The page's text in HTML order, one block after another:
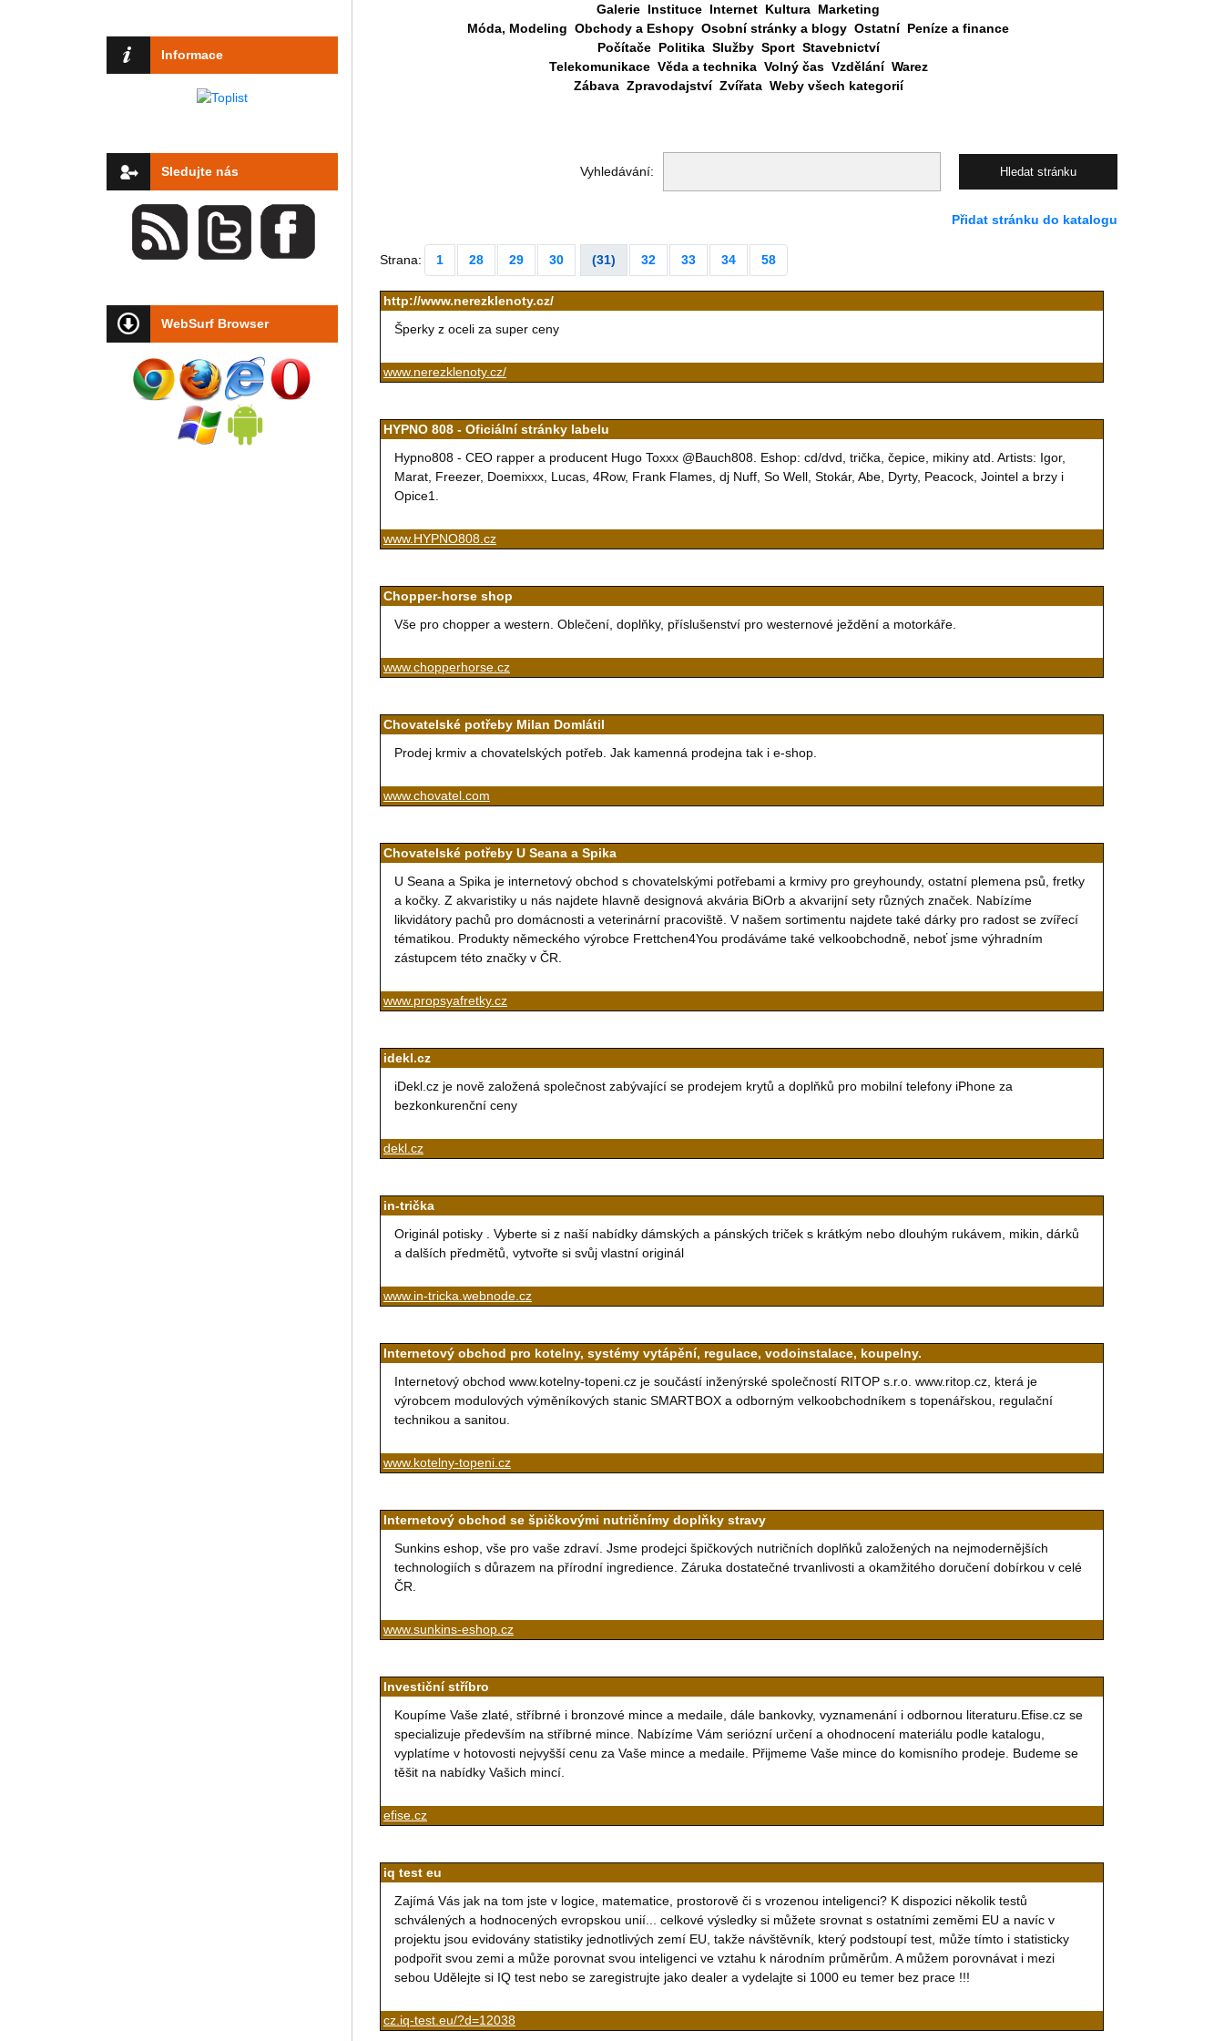
Informace
Sledujte nás
WebSurf Browser
Galerie Instituce Internet Kultura Marketing
Móda, Modeling Obchody a Eshopy Osobní stránky a blogy Ostatní Peníze a finance
Počítače Politika Služby Sport Stavebnictví
Telekomunikace Věda a technika Volný čas Vzdělání Warez
Zábava Zpravodajství Zvířata Weby všech kategorií
Vyhledávání:
Přidat stránku do katalogu
Strana: 1 28 29 30 (31) 32 33 34 58
http://www.nerezklenoty.cz/
Šperky z oceli za super ceny
www.nerezklenoty.cz/
HYPNO 808 - Oficiální stránky labelu
Hypno808 - CEO rapper a producent Hugo Toxxx @Bauch808. Eshop: cd/dvd, trička, čepice, mikiny atd. Artists: Igor,
Marat, Freezer, Doemixxx, Lucas, 4Row, Frank Flames, dj Nuff, So Well, Stokár, Abe, Dyrty, Peacock, Jointel a brzy i
Opice1.
www.HYPNO808.cz
Chopper-horse shop
Vše pro chopper a western. Oblečení, doplňky, příslušenství pro westernové ježdění a motorkáře.
www.chopperhorse.cz
Chovatelské potřeby Milan Domlátil
Prodej krmiv a chovatelských potřeb. Jak kamenná prodejna tak i e-shop.
www.chovatel.com
Chovatelské potřeby U Seana a Spika
U Seana a Spika je internetový obchod s chovatelskými potřebami a krmivy pro greyhoundy, ostatní plemena psů, fretky
a kočky. Z akvaristiky u nás najdete hlavně designová akvária BiOrb a akvarijní sety různých značek. Nabízíme
likvidátory pachů pro domácnosti a veterinární pracoviště. V našem sortimentu najdete také dárky pro radost se zvířecí
tématikou. Produkty německého výrobce Frettchen4You prodáváme také velkoobchodně, neboť jsme výhradním
zástupcem této značky v ČR.
www.propsyafretky.cz
idekl.cz
iDekl.cz je nově založená společnost zabývající se prodejem krytů a doplňků pro mobilní telefony iPhone za
bezkonkurenční ceny
dekl.cz
in-trička
Originál potisky . Vyberte si z naší nabídky dámských a pánských triček s krátkým nebo dlouhým rukávem, mikin, dárků
a dalších předmětů, vytvořte si svůj vlastní originál
www.in-tricka.webnode.cz
Internetový obchod pro kotelny, systémy vytápění, regulace, vodoinstalace, koupelny.
Internetový obchod www.kotelny-topeni.cz je součástí inženýrské společností RITOP s.r.o. www.ritop.cz, která je
výrobcem modulových výměníkových stanic SMARTBOX a odborným velkoobchodníkem s topenářskou, regulační
technikou a sanitou.
www.kotelny-topeni.cz
Internetový obchod se špičkovými nutričnímy doplňky stravy
Sunkins eshop, vše pro vaše zdraví. Jsme prodejci špičkových nutričních doplňků založených na nejmodernějších
technologiích s důrazem na přírodní ingredience. Záruka dostatečné trvanlivosti a okamžitého doručení dobírkou v celé
ČR.
www.sunkins-eshop.cz
Investiční stříbro
Koupíme Vaše zlaté, stříbrné i bronzové mince a medaile, dále bankovky, vyznamenání i odbornou literaturu.Efise.cz se
specializuje především na stříbrné mince. Nabízíme Vám seriózní určení a ohodnocení materiálu podle katalogu,
vyplatíme v hotovosti nejvyšší cenu za Vaše mince a medaile. Přijmeme Vaše mince do komisního prodeje. Budeme se
těšit na nabídky Vašich mincí.
efise.cz
iq test eu
Zajímá Vás jak na tom jste v logice, matematice, prostorově či s vrozenou inteligenci? K dispozici několik testů
schválených a hodnocených evropskou unií... celkové výsledky si můžete srovnat s ostatními zeměmi EU a navíc v
projektu jsou evidovány statistiky jednotlivých zemí EU, takže návštěvník, který podstoupí test, může tímto i statisticky
podpořit svou zemi a může porovnat svou inteligenci ve vztahu k národním průměrům. A můžem porovnávat i mezi
sebou Udělejte si IQ test nebo se zaregistrujte jako dealer a vydelajte si 1000 eu temer bez prace !!!
cz.iq-test.eu/?d=12038